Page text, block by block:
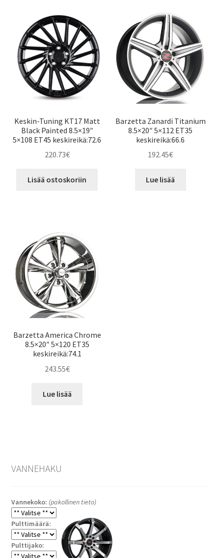
Keskin-Tuning KT17 Matt
Black Painted 8.5×19″
5×108 ET45 keskireikä:72.6
220.73€
Lisää ostoskoriin
Barzetta Zanardi Titanium
8.5×20″ 5×112 ET35
keskireikä:66.6
192.45€
Lue lisää
Barzetta America Chrome
8.5×20″ 5×120 ET35
keskireikä:74.1
243.55€
Lue lisää
VANNEHAKU
Vannekoko: (pakollinen tieto)
Pulttimäärä:
Pulttijako: